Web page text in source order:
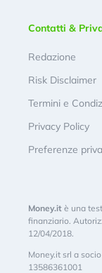
Contatti &
Redazione
Risk Disclaimer
Termini e
Privacy Policy
Preferenze
Money.it è una
finanziario.
12/04/2018.
Money.it srl a
13586361001